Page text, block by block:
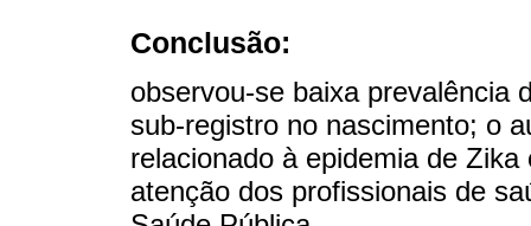
Conclusão:
observou-se baixa prevalência
sub-registro no nascimento; o
relacionado à epidemia de
atenção dos profissionais de